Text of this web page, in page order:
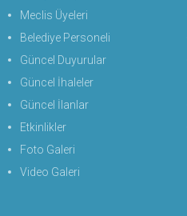
Meclis Üyeleri
Belediye Personeli
Güncel Duyurular
Güncel İhaleler
Güncel İlanlar
Etkinlikler
Foto Galeri
Video Galeri